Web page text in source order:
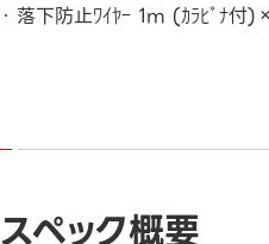
落下防止ﾜｲﾔｰ 1m (ｶﾗﾋﾞﾅ付
スペック概要